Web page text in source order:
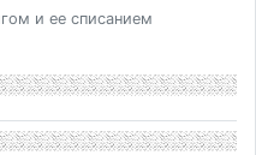
и ее списанием